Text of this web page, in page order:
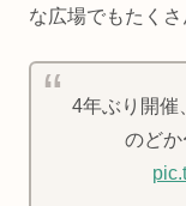
な広場でもたく
4年ぶり開催
のど